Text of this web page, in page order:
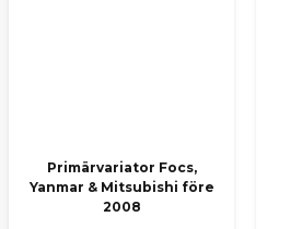
Primärvariator Focs,
Yanmar & Mitsubishi före
2008